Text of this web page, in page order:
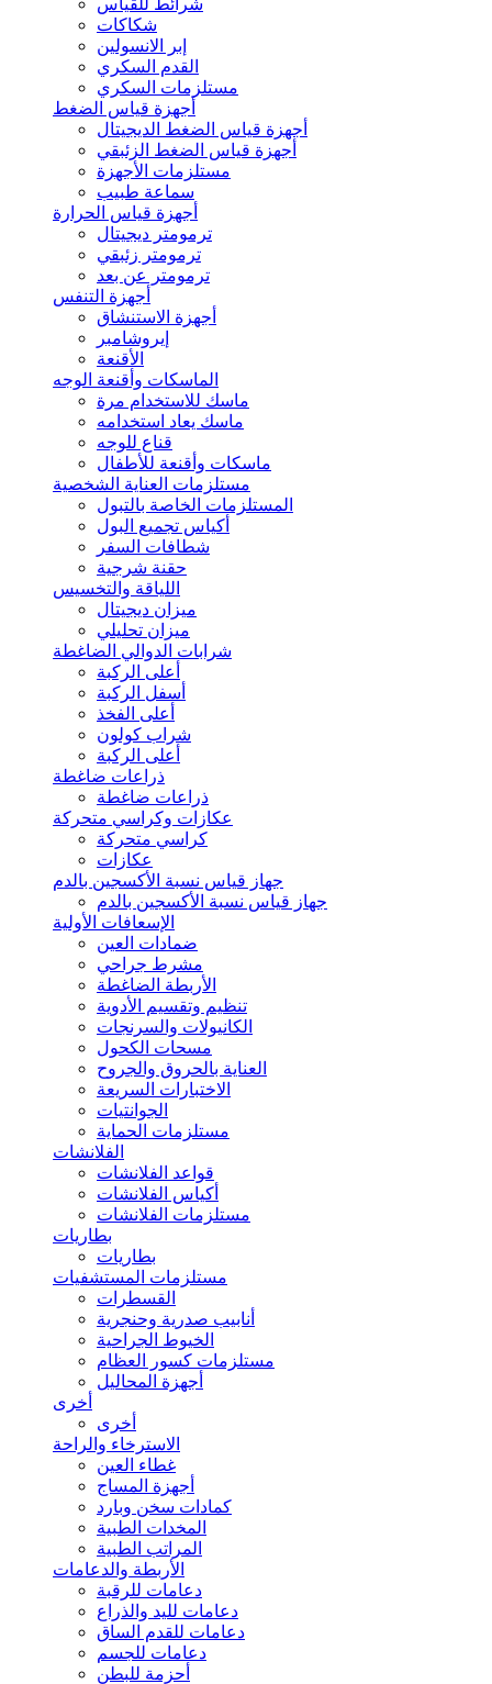
شرائط للقياس
شكاكات
إبر الانسولين
القدم السكري
مستلزمات السكري
أجهزة قياس الضغط
أجهزة قياس الضغط الديجيتال
أجهزة قياس الضغط الزئبقي
مستلزمات الأجهزة
سماعة طبيب
أجهزة قياس الحرارة
ترمومتر ديجيتال
ترمومتر زئبقي
ترمومتر عن بعد
أجهزة التنفس
أجهزة الاستنشاق
إيروشامبر
الأقنعة
الماسكات وأقنعة الوجه
ماسك للاستخدام مرة
ماسك يعاد استخدامه
قناع للوجه
ماسكات وأقنعة للأطفال
مستلزمات العناية الشخصية
المستلزمات الخاصة بالتبول
أكياس تجميع البول
شطافات السفر
حقنة شرجية
اللياقة والتخسيس
ميزان ديجيتال
ميزان تحليلي
شرابات الدوالي الضاغطة
أعلى الركبة
أسفل الركبة
أعلى الفخذ
شراب كولون
أعلى الركبة
ذراعات ضاغطة
ذراعات ضاغطة
عكازات وكراسي متحركة
كراسي متحركة
عكازات
جهاز قياس نسبة الأكسجين بالدم
جهاز قياس نسبة الأكسجين بالدم
الإسعافات الأولية
ضمادات العين
مشرط جراحي
الأربطة الضاغطة
تنظيم وتقسيم الأدوية
الكانيولات والسرنجات
مسحات الكحول
العناية بالحروق والجروح
الاختبارات السريعة
الجوانتيات
مستلزمات الحماية
الفلانشات
قواعد الفلانشات
أكياس الفلانشات
مستلزمات الفلانشات
بطاريات
بطاريات
مستلزمات المستشفيات
القسطرات
أنابيب صدرية وحنجرية
الخيوط الجراحية
مستلزمات كسور العظام
أجهزة المحاليل
أخرى
أخرى
الاسترخاء والراحة
غطاء العين
أجهزة المساج
كمادات سخن وبارد
المخدات الطبية
المراتب الطبية
الأربطة والدعامات
دعامات للرقبة
دعامات لليد والذراع
دعامات للقدم الساق
دعامات للجسم
أحزمة للبطن